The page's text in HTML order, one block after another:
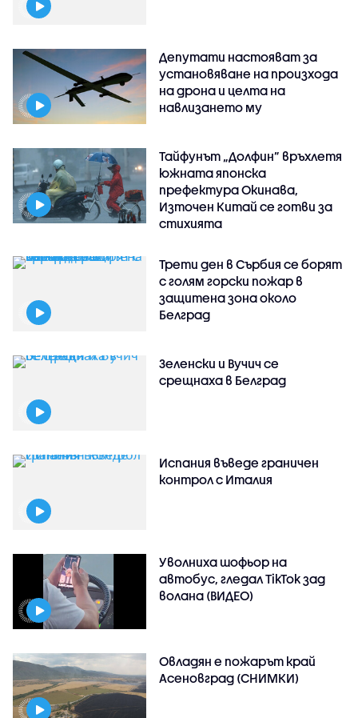
Депутати настояват за
установяване на произхода
на дрона и целта на
навлизането му
Тайфунът „Долфин” връхлетя
южната японска
префектура Окинава,
Източен Китай се готви за
стихията
Трети ден в Сърбия се борят
с голям горски пожар в
защитена зона около
Белград
Зеленски и Вучич се
срещнаха в Белград
Испания въведе граничен
контрол с Италия
Уволниха шофьор на
автобус, гледал TikTok зад
волана (ВИДЕО)
Овладян е пожарът край
Асеновград (СНИМКИ)